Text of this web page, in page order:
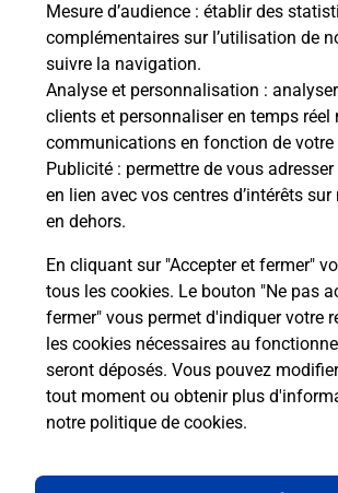
Mesure d’audience : établir des
complémentaires sur l’utilisation de
suivre la navigation.
Analyse et personnalisation :
clients et personnaliser en temps réel
communications en fonction de
Publicité : permettre de vous
en lien avec vos centres d’intérêts
en dehors.
En cliquant sur "Accepter et fermer"
tous les cookies. Le bouton "Ne pas
fermer" vous permet d'indiquer votre
les cookies nécessaires au
seront déposés. Vous pouvez
tout moment ou obtenir plus
notre politique de cookies.
Comment La Poste participe-
à votre sécurité au quotidien
Puis-je passer mon code de
avec La Poste et sous quelles
conditions ?
Localiser Liste Haute-Savoie ST JEAN